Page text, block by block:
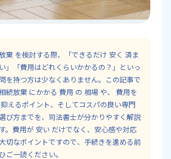
棄 を検討する際、「できるだけ 安く 済ま
」「費用はどれくらいかかるの？」といっ
を持つ方は少なくありません。この記事で
続放棄 にかかる 費用 の 相場 や、 費用を
えるポイント、そしてコスパの良い専門
び方までを、司法書士が分かりやすく解説
。費用が 安い だけでなく、安心感や対応
切なポイントですので、手続きを進める前
ご一読ください。